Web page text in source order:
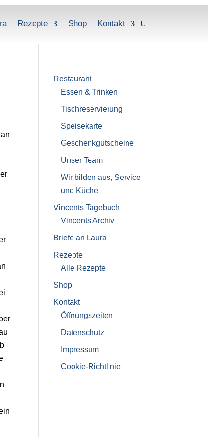
Rezepte Shop Kontakt
Restaurant
Essen & Trinken
Tischreservierung
Speisekarte
Geschenkgutscheine
Unser Team
Wir bilden aus, Service
und Küche
Vincents Tagebuch
Vincents Archiv
Briefe an Laura
Rezepte
Alle Rezepte
Shop
Kontakt
Öffnungszeiten
Datenschutz
Impressum
Cookie-Richtlinie